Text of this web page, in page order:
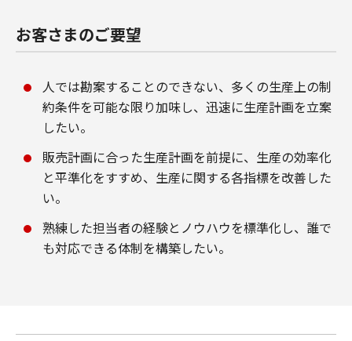
お客さまのご要望
人では勘案することのできない、多くの生産上の制
約条件を可能な限り加味し、迅速に生産計画を立案
したい。
販売計画に合った生産計画を前提に、生産の効率化
と平準化をすすめ、生産に関する各指標を改善した
い。
熟練した担当者の経験とノウハウを標準化し、誰で
も対応できる体制を構築したい。